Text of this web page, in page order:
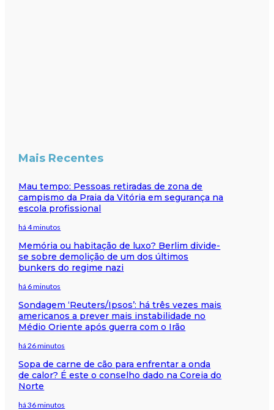
Mais Recentes
Mau tempo: Pessoas retiradas de zona de
campismo da Praia da Vitória em segurança na
escola profissional
há 4 minutos
Memória ou habitação de luxo? Berlim divide-
se sobre demolição de um dos últimos
bunkers do regime nazi
há 6 minutos
Sondagem ‘Reuters/Ipsos’: há três vezes mais
americanos a prever mais instabilidade no
Médio Oriente após guerra com o Irão
há 26 minutos
Sopa de carne de cão para enfrentar a onda
de calor? É este o conselho dado na Coreia do
Norte
há 36 minutos